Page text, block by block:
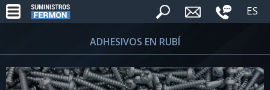
ES
ADHESIVOS EN RUBÍ